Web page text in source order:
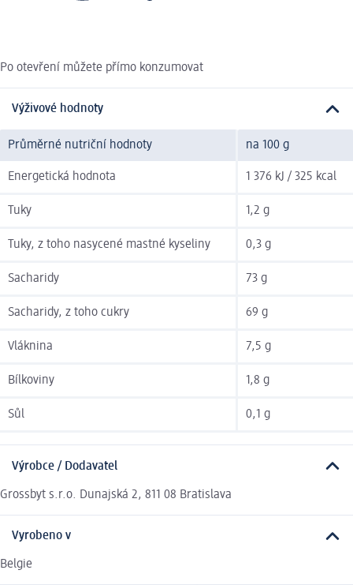
Po otevření můžete přímo konzumovat
Výživové hodnoty
Průměrné nutriční hodnoty na 100 g
Energetická hodnota 1 376 kJ / 325 kcal
Tuky 1,2 g
Tuky, z toho nasycené mastné kyseliny 0,3 g
Sacharidy 73 g
Sacharidy, z toho cukry 69 g
Vláknina 7,5 g
Bílkoviny 1,8 g
Sůl 0,1 g
Výrobce / Dodavatel
Grossbyt s.r.o. Dunajská 2, 811 08 Bratislava
Vyrobeno v
Belgie